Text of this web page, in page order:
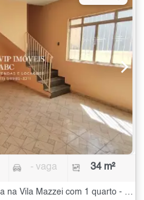
- vaga 34 m²